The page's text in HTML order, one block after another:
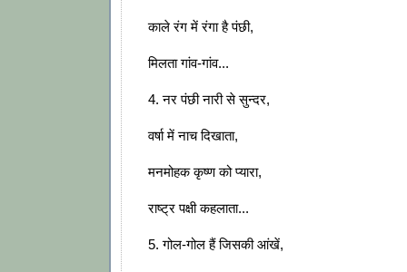
काले रंग में रंगा है पंछी,
मिलता गांव-गांव...
4. नर पंछी नारी से सुन्दर,
वर्षा में नाच दिखाता,
मनमोहक कृष्ण को प्यारा,
राष्ट्र पक्षी कहलाता...
5. गोल-गोल हैं जिसकी आंखें,